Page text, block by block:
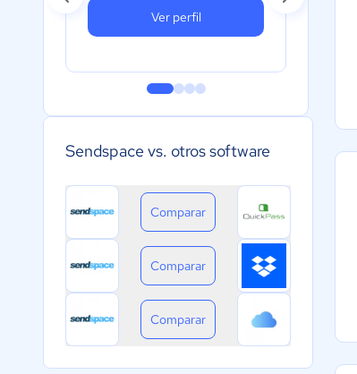
Ver perfil
Sendspace vs. otros software
Comparar
Comparar
Comparar